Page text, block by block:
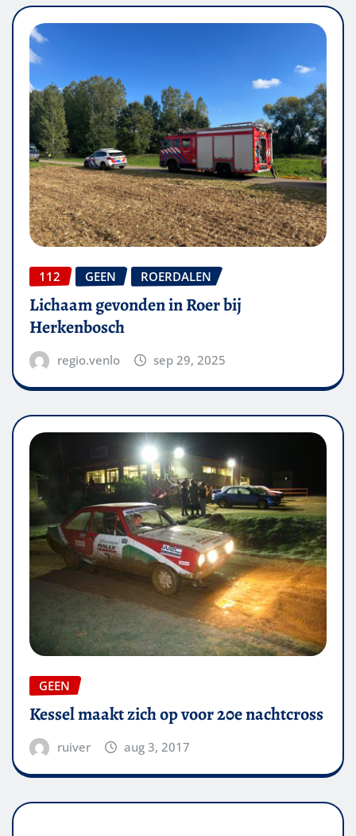
112 GEEN ROERDALEN
Lichaam gevonden in Roer bij
Herkenbosch
regio.venlo sep 29, 2025
GEEN
Kessel maakt zich op voor 20e nachtcross
ruiver aug 3, 2017